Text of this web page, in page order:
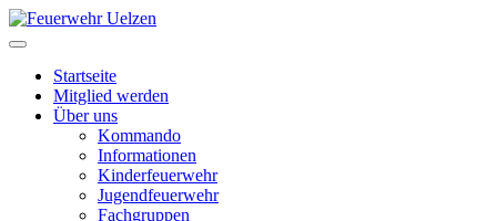
Startseite
Mitglied werden
Über uns
Kommando
Informationen
Kinderfeuerwehr
Jugendfeuerwehr
Fachgruppen